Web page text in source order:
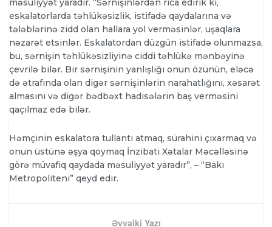
məsuliyyət yaradır. “Sərnişinlərdən rica edirik ki,
eskalatorlarda təhlükəsizlik, istifadə qaydalarına və
tələblərinə zidd olan hallara yol verməsinlər, uşaqlara
nəzarət etsinlər. Eskalatordan düzgün istifadə olunmazsa,
bu, sərnişin təhlükəsizliyinə ciddi təhlükə mənbəyinə
çevrilə bilər. Bir sərnişinin yanlışlığı onun özünün, eləcə
də ətrafında olan digər sərnişinlərin narahatlığını, xəsarət
almasını və digər bədbəxt hadisələrin baş verməsini
qaçılmaz edə bilər.
Həmçinin eskalatora tullantı atmaq, sürahini çıxarmaq və
onun üstünə əşya qoymaq İnzibati Xətalar Məcəlləsinə
görə müvafiq qaydada məsuliyyət yaradır”, – “Bakı
Metropoliteni” qeyd edir.
Əvvəlki Yazı